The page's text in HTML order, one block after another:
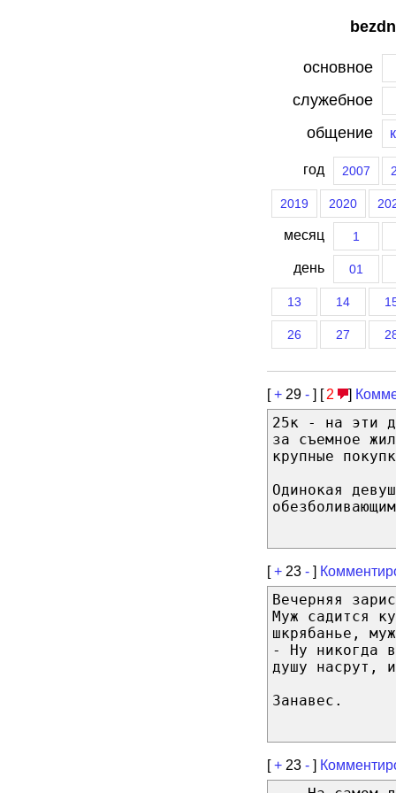
основное
служебное
общение
год 2007
2019 2020
месяц 1
день 01
13 14
26 27
[+ 29 - ] [ 2 ]
25к - на эти
за съемное
крупные
Одинокая
[+ 23 - ]
Вечерняя
Муж садится
шкрябанье,
- Ну никогда
душу насрут,
Занавес.
[+ 23 - ]